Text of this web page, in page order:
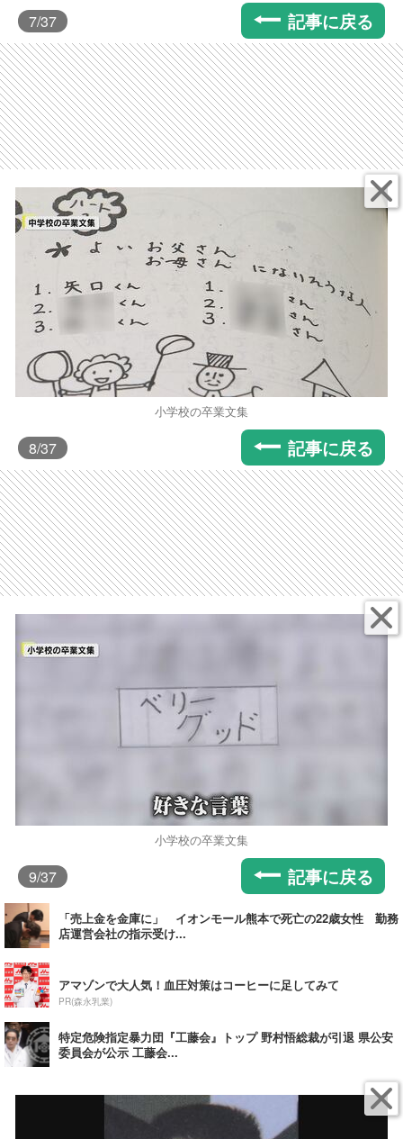
7/37 記事に戻る
小学校の卒業文集
8/37 記事に戻る
小学校の卒業文集
9/37 記事に戻る
「売上金を金庫に」 イオンモール熊本で死亡の22歳女性 勤務
店運営会社の指示受け...
アマゾンで大人気！血圧対策はコーヒーに足してみて
PR(森永乳業)
特定危険指定暴力団『工藤会』トップ 野村悟総裁が引退 県公安
委員会が公示 工藤会...